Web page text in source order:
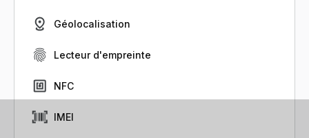
Géolocalisation
Lecteur d'empreinte
NFC
IMEI